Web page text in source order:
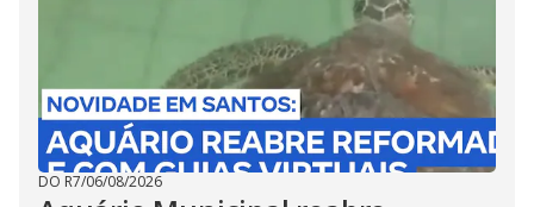
DO R7/06/08/2026